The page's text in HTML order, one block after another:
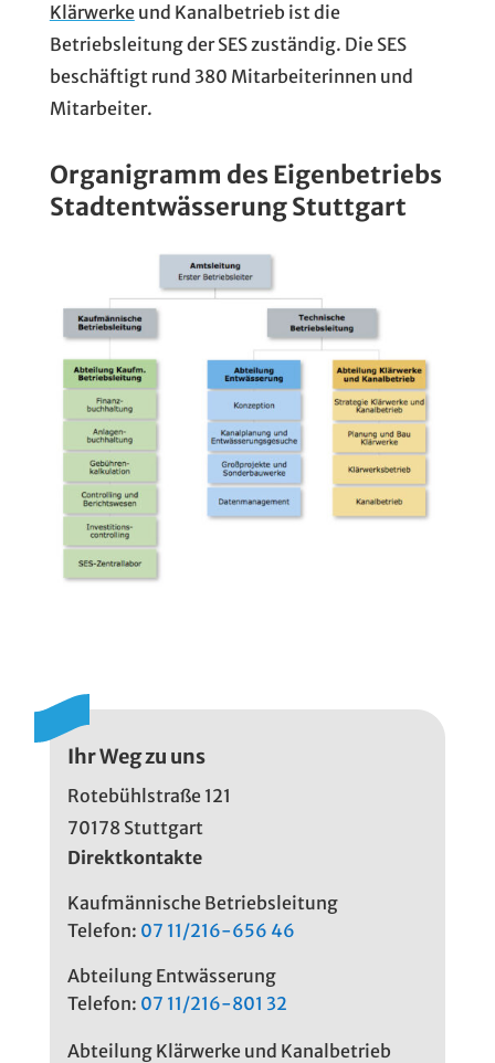
Klärwerkeund Kanalbetrieb ist die
Betriebsleitung der SES zuständig. Die SES
beschäftigt rund 380 Mitarbeiterinnen und
Mitarbeiter.
Organigramm des Eigenbetriebs
Stadtentwässerung Stuttgart
Ihr Weg zu uns
Rotebühlstraße 121
70178 Stuttgart
Direktkontakte
Kaufmännische Betriebsleitung
Telefon: 07 11/216-656 46
Abteilung Entwässerung
Telefon: 07 11/216-801 32
Abteilung Klärwerkeund Kanalbetrieb